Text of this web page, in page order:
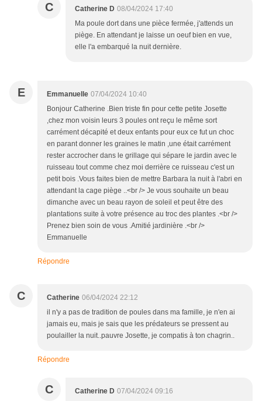
C Catherine D 08/04/2024 17:40
Ma poule dort dans une pièce fermée, j'attends un
piège. En attendant je laisse un oeuf bien en vue,
elle l'a embarqué la nuit dernière.
E Emmanuelle 07/04/2024 10:40
Bonjour Catherine .Bien triste fin pour cette petite Josette
,chez mon voisin leurs 3 poules ont reçu le même sort
carrément décapité et deux enfants pour eux ce fut un choc
en parant donner les graines le matin ,une était carrément
rester accrocher dans le grillage qui sépare le jardin avec le
ruisseau tout comme chez moi derrière ce ruisseau c'est un
petit bois .Vous faites bien de mettre Barbara la nuit à l'abri en
attendant la cage piège ..<br /> Je vous souhaite un beau
dimanche avec un beau rayon de soleil et peut être des
plantations suite à votre présence au troc des plantes .<br />
Prenez bien soin de vous .Amitié jardinière .<br />
Emmanuelle
Répondre
C Catherine 06/04/2024 22:12
il n'y a pas de tradition de poules dans ma famille, je n'en ai
jamais eu, mais je sais que les prédateurs se pressent au
poulailler la nuit..pauvre Josette, je compatis à ton chagrin..
Répondre
C Catherine D 07/04/2024 09:16